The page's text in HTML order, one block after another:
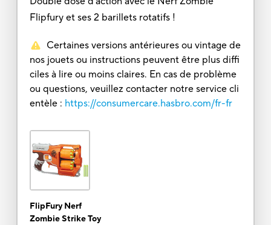
Flipfury et ses 2 barillets rotatifs !
Certaines versions antérieures ou vintage de
nos jouets ou instructions peuvent être plus diffi
ciles à lire ou moins claires. En cas de problème
ou questions, veuillez contacter notre service cli
entèle : https://consumercare.hasbro.com/fr-fr
FlipFury Nerf
Zombie Strike Toy